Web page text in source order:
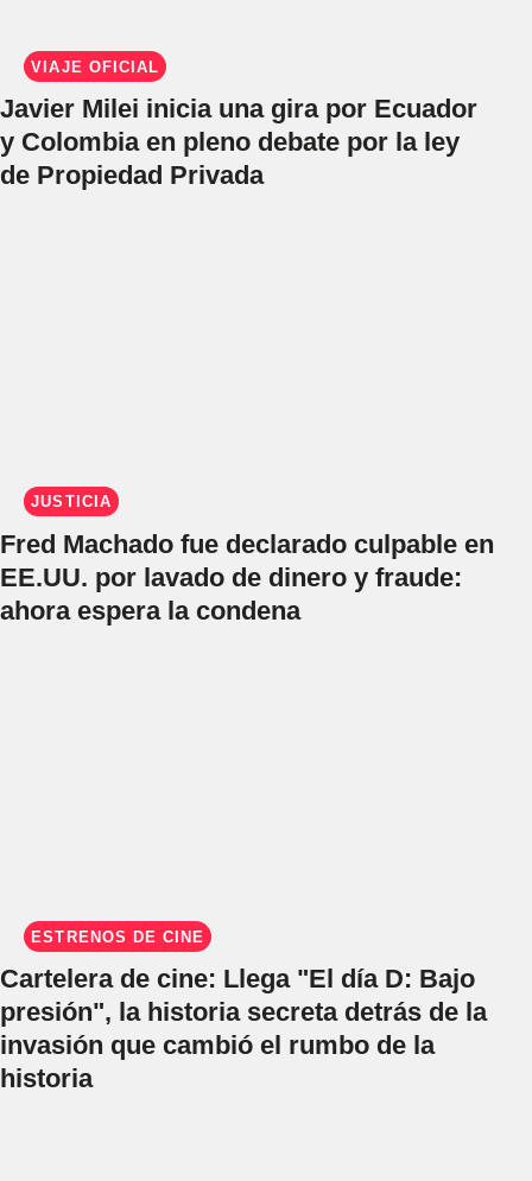
VIAJE OFICIAL
Javier Milei inicia una gira por Ecuador
y Colombia en pleno debate por la ley
de Propiedad Privada
JUSTICIA
Fred Machado fue declarado culpable en
EE.UU. por lavado de dinero y fraude:
ahora espera la condena
ESTRENOS DE CINE
Cartelera de cine: Llega "El día D: Bajo
presión", la historia secreta detrás de la
invasión que cambió el rumbo de la
historia